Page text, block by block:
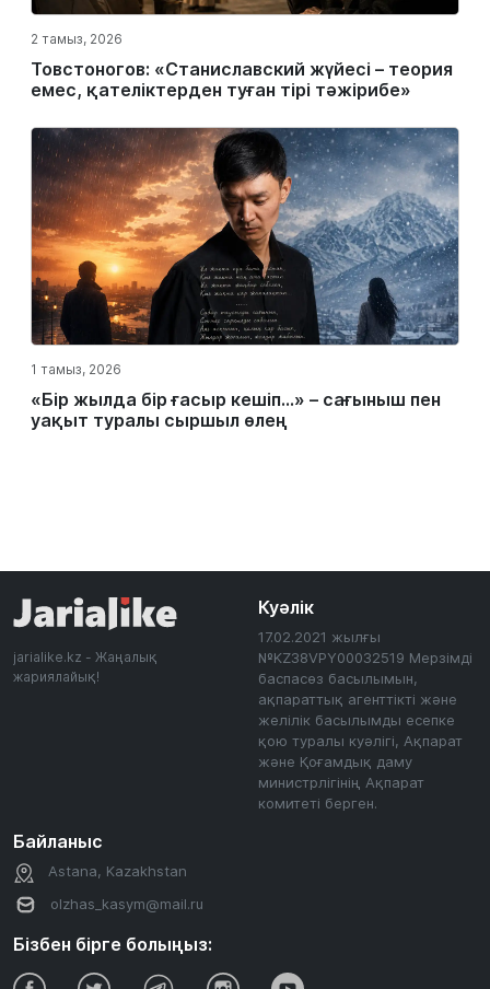
2 тамыз, 2026
Товстоногов: «Станиславский жүйесі – теория
емес, қателіктерден туған тірі тәжірибе»
1 тамыз, 2026
«Бір жылда бір ғасыр кешіп…» – сағыныш пен
уақыт туралы сыршыл өлең
jarialike.kz - Жаңалық
жариялайық!
Куәлік
17.02.2021 жылғы
№KZ38VPY00032519 Мерзімді
баспасөз басылымын,
ақпараттық агенттікті және
желілік басылымды есепке
қою туралы куәлігі, Ақпарат
және Қоғамдық даму
министрлігінің Ақпарат
комитеті берген.
Байланыс
Astana, Kazakhstan
olzhas_kasym@mail.ru
Бізбен бірге болыңыз: